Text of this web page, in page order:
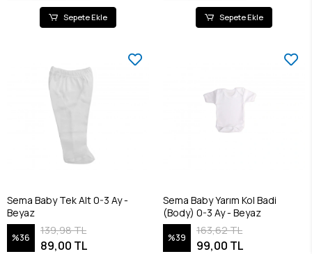
Sepete Ekle Sepete Ekle
Sema Baby Tek Alt 0-3 Ay -
Beyaz
%36
139,98 TL
89,00 TL
Sema Baby Yarım Kol Badi
(Body) 0-3 Ay - Beyaz
%39
163,62 TL
99,00 TL